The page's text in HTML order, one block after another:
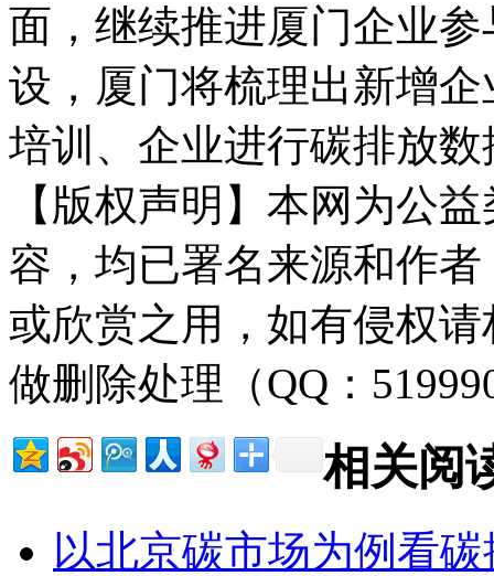
面，继续推进厦门企业
设，厦门将梳理出新增
培训、企业进行碳排放
【版权声明】本网为公
容，均已署名来源和作
或欣赏之用，如有侵权
做删除处理（QQ：
相关阅
以北京碳市场为例看